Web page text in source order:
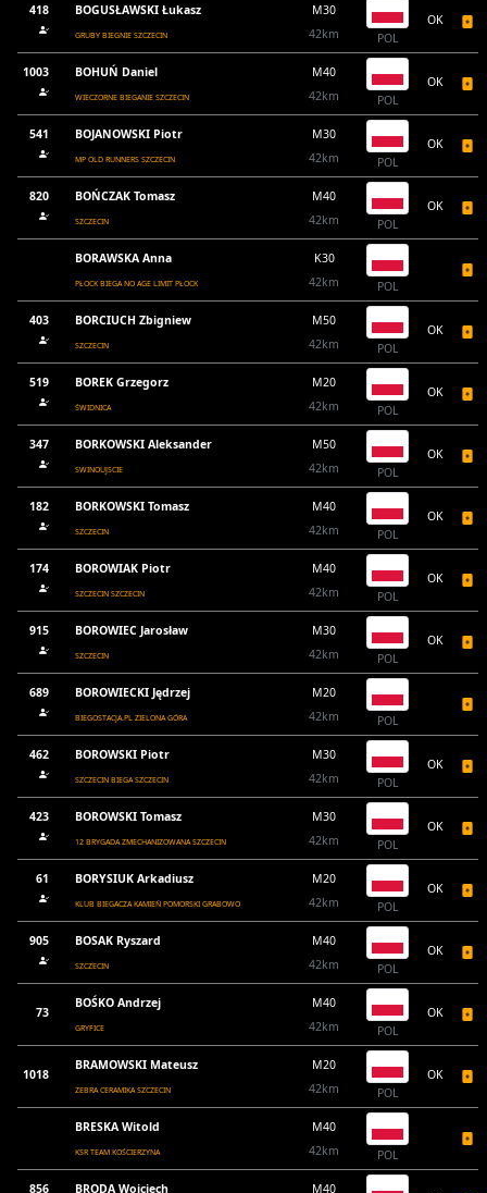
418 BOGUSŁAWSKI Łukasz
GRUBY BIEGNIE SZCZECIN
M30
42km
POL
OK
1003 BOHUŃ Daniel
WIECZORNE BIEGANIE SZCZECIN
M40
42km
POL
OK
541 BOJANOWSKI Piotr
MP OLD RUNNERS SZCZECIN
M30
42km
POL
OK
820 BOŃCZAK Tomasz
SZCZECIN
M40
42km
POL
OK
BORAWSKA Anna
PŁOCK BIEGA NO AGE LIMIT PŁOCK
K30
42km
POL
403 BORCIUCH Zbigniew
SZCZECIN
M50
42km
POL
OK
519 BOREK Grzegorz
ŚWIDNICA
M20
42km
POL
OK
347 BORKOWSKI Aleksander
SWINOUJSCIE
M50
42km
POL
OK
182 BORKOWSKI Tomasz
SZCZECIN
M40
42km
POL
OK
174 BOROWIAK Piotr
SZCZECIN SZCZECIN
M40
42km
POL
OK
915 BOROWIEC Jarosław
SZCZECIN
M30
42km
POL
OK
689 BOROWIECKI Jędrzej
BIEGOSTACJA.PL ZIELONA GÓRA
M20
42km
POL
462 BOROWSKI Piotr
SZCZECIN BIEGA SZCZECIN
M30
42km
POL
OK
423 BOROWSKI Tomasz
12 BRYGADA ZMECHANIZOWANA SZCZECIN
M30
42km
POL
OK
61 BORYSIUK Arkadiusz
KLUB BIEGACZA KAMIEŃ POMORSKI GRABOWO
M20
42km
POL
OK
905 BOSAK Ryszard
SZCZECIN
M40
42km
POL
OK
73
BOŚKO Andrzej
GRYFICE
M40
42km
POL
OK
1018
BRAMOWSKI Mateusz
ZEBRA CERAMIKA SZCZECIN
M20
42km
POL
OK
BRESKA Witold
KSR TEAM KOŚCIERZYNA
M40
42km
POL
856 BRODA Wojciech
M40